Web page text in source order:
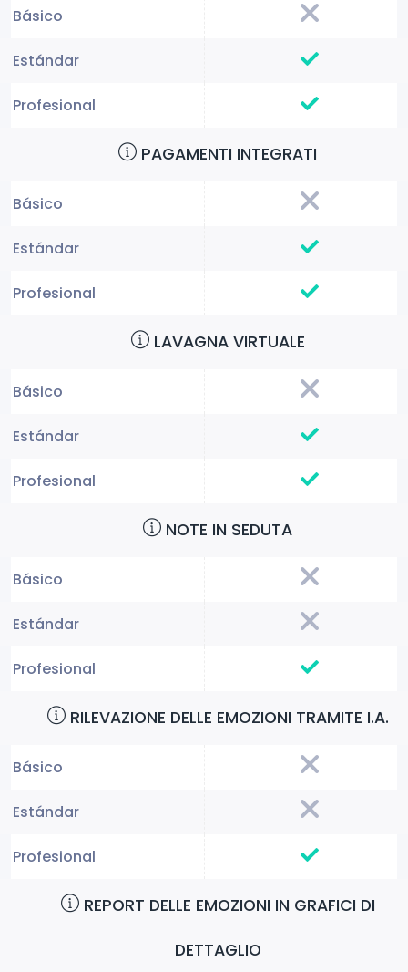
PAGAMENTI INTEGRATI
LAVAGNA VIRTUALE
NOTE IN SEDUTA
RILEVAZIONE DELLE EMOZIONI TRAMITE I.A.
REPORT DELLE EMOZIONI IN GRAFICI DI
DETTAGLIO